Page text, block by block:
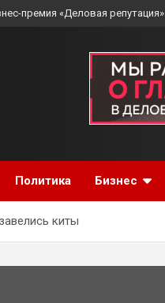
премия «Деловая репутация»
Политика Бизнес
киты